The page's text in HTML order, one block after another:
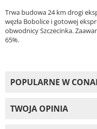
Trwa budowa 24 km drogi
węzła Bobolice i gotowej
obwodnicy Szczecinka.
65%.
POPULARNE W
TWOJA OPINIA